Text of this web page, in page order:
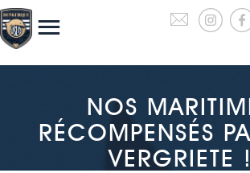
NOS
RÉCOMPENSÉS
VERGRIETE !